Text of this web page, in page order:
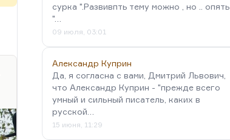
сурка ".Развивпть тему можно , но .. опять
"…
09 июля, 03:01
Александр Куприн
Да, я согласна с вами, Дмитрий Львович,
что Александр Куприн - "прежде всего
умный и сильный писатель, каких в
русской…
15 июня, 11:29